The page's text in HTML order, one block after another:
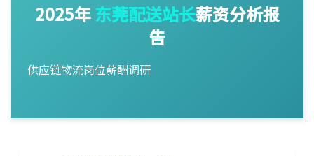
2025年东莞配送站长薪资分析报
告
供应链物流岗位薪酬调研